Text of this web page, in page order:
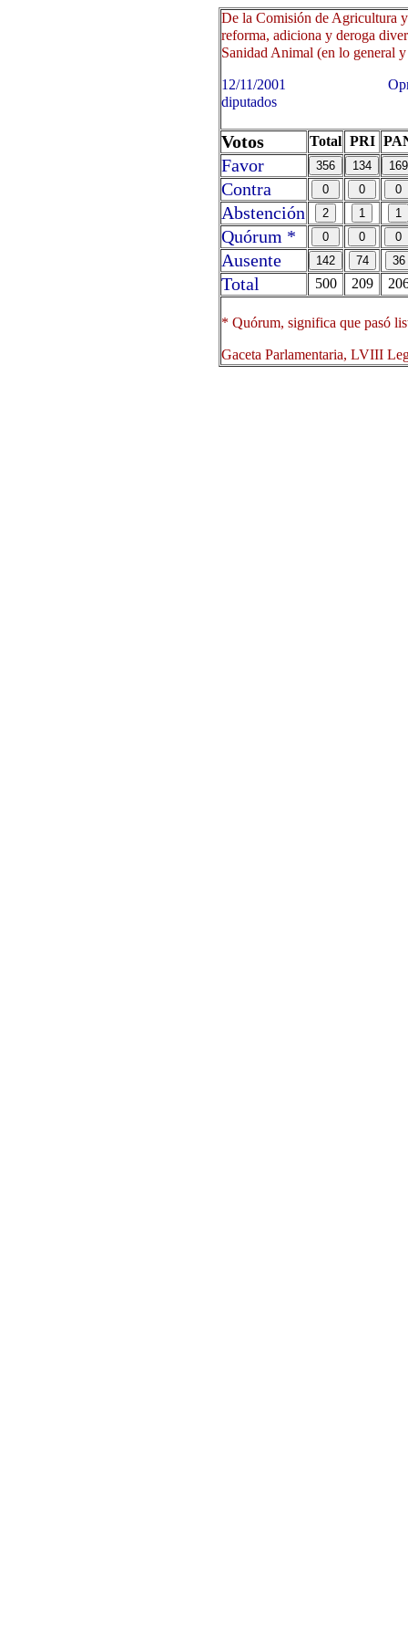
De la Comisión de Agricultura
reforma, adiciona y deroga
Sanidad Animal (en lo general
12/11/2001 Oprima
diputados
Votos Total PRI
Favor
Contra
Abstención
Quórum *
Ausente
Total
500 209
* Quórum, significa que pasó
Gaceta Parlamentaria, LVIII